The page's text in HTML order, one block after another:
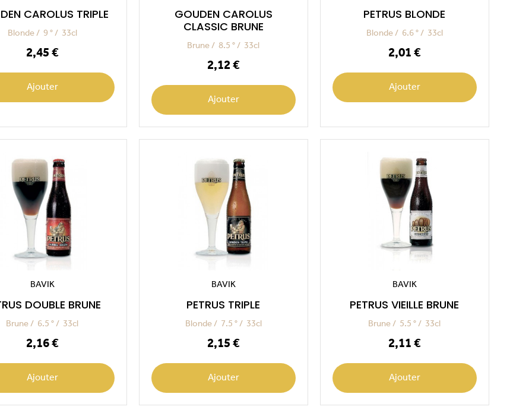
CAROLUS TRIPLE
Blonde 9 ° 33cl
2,45 €
Ajouter
GOUDEN CAROLUS
CLASSIC BRUNE
Brune 8.5 ° 33cl
2,12 €
Ajouter
PETRUS BLONDE
Blonde 6.6 ° 33cl
2,01 €
Ajouter
BAVIK
DOUBLE BRUNE
Brune 6.5 ° 33cl
2,16 €
Ajouter
BAVIK
PETRUS TRIPLE
Blonde 7.5 ° 33cl
2,15 €
Ajouter
BAVIK
PETRUS VIEILLE BRUNE
Brune 5.5 ° 33cl
2,11 €
Ajouter